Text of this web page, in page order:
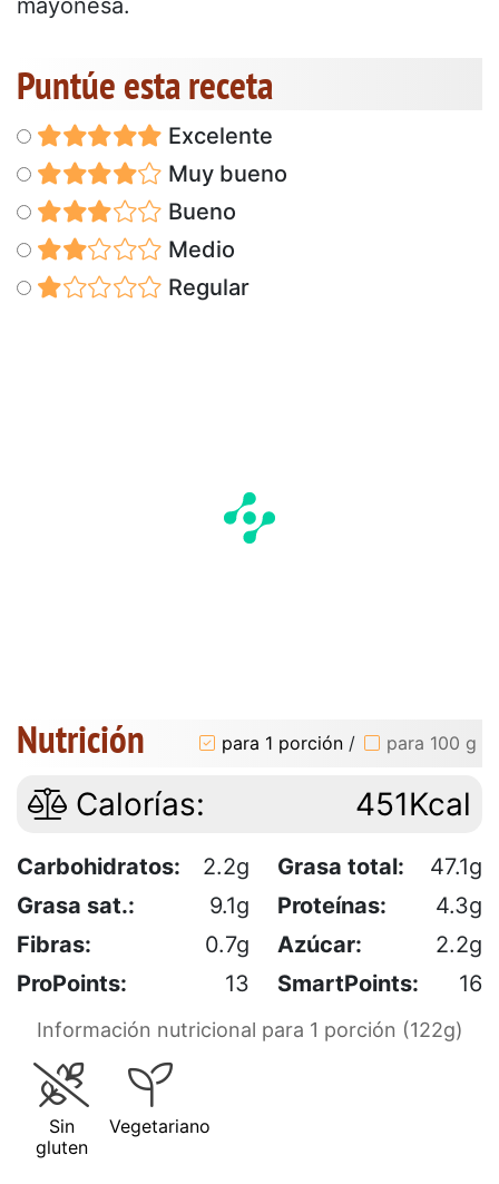
Puntúe esta receta
Excelente
Muy bueno
Bueno
Medio
Regular
Nutrición para 1 porción / para 100 g
Calorías: 451Kcal
Carbohidratos: 2.2g Grasa total:
47.1g
Grasa sat.:
9.1g Proteínas:
4.3g
Fibras:
0.7g Azúcar:
2.2g
ProPoints:
13 SmartPoints: 16
Información nutricional para 1 porción (122g)
Sin
gluten
Vegetariano